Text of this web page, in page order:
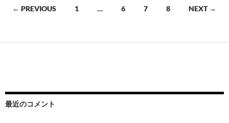
Posts
← PREVIOUS 1 … 6 7 8 NEXT →
最近のコメント